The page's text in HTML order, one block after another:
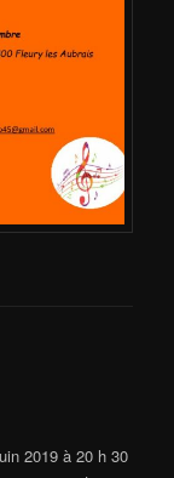
2019 à 20 h 30